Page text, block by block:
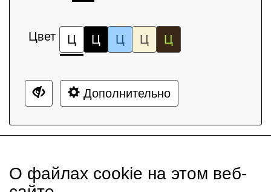
Цвет Ц Ц Ц Ц Ц
Дополнительно
О файлах cookie на этом веб-